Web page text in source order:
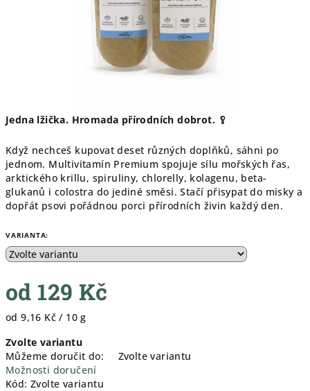
Jedna lžička. Hromada přírodních dobrot. 🥄
Když nechceš kupovat deset různých doplňků, sáhni po
jednom. Multivitamín Premium spojuje sílu mořských řas,
arktického krillu, spiruliny, chlorelly, kolagenu, beta-
glukanů i colostra do jediné směsi. Stačí přisypat do misky a
dopřát psovi pořádnou porci přírodních živin každý den.
VARIANTA:
od 129 Kč
Měrná
od 9,16 Kč / 10 g
Zvolte variantu
Můžeme doručit do:
Zvolte variantu
Možnosti doručení
Kód: Zvolte variantu